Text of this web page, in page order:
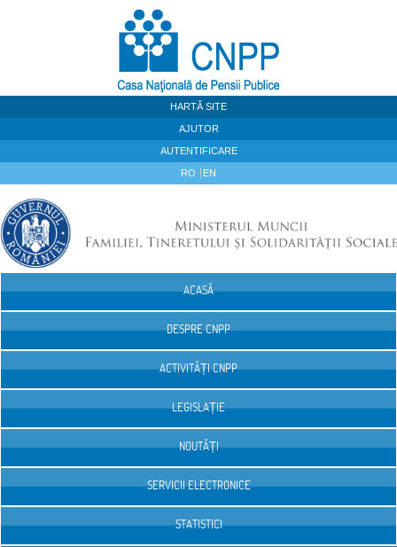
HARTĂ SITE
AJUTOR
AUTENTIFICARE
RO EN
ACASĂ
DESPRE CNPP
ACTIVITĂȚI CNPP
LEGISLAȚIE
NOUTĂȚI
SERVICII ELECTRONICE
STATISTICI